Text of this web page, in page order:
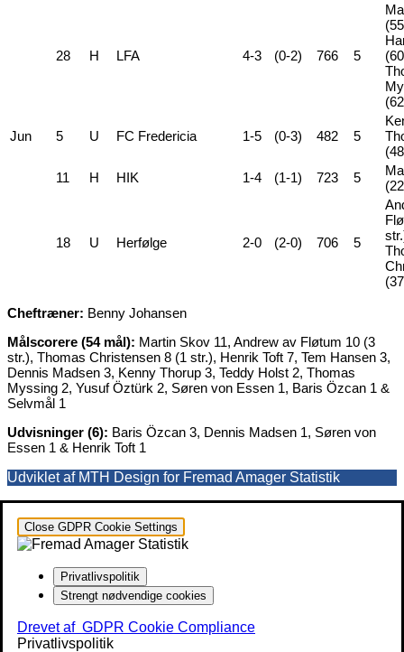
28 H LFA 4-3 (0-2) 766 5
Jun 5 U FC Fredericia 1-5 (0-3) 482 5
11
H HIK 1-4 (1-1) 723 5
18 U Herfølge 2-0 (2-0) 706 5
Cheftræner: Benny Johansen
Målscorere (54 mål): Martin Skov 11, Andrew av Fløtum 10 (3
str.), Thomas Christensen 8 (1 str.), Henrik Toft 7, Tem Hansen 3,
Dennis Madsen 3, Kenny Thorup 3, Teddy Holst 2, Thomas
Myssing 2, Yusuf Öztürk 2, Søren von Essen 1, Baris Özcan 1 &
Selvmål 1
Udvisninger (6): Baris Özcan 3, Dennis Madsen 1, Søren von
Essen 1 & Henrik Toft 1
Udviklet af MTH Design for Fremad Amager Statistik
Close GDPR Cookie Settings
Privatlivspolitik
Strengt nødvendige cookies
Drevet af GDPR Cookie Compliance
Privatlivspolitik